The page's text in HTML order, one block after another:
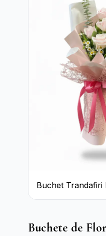
Buchet Trandafiri
Pal și Eucalipt
Buchete de